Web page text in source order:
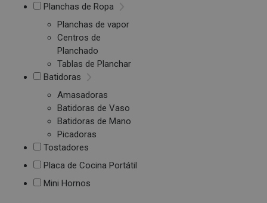
Planchas de Ropa
Planchas de vapor
Centros de
Planchado
Tablas de Planchar
Batidoras
Amasadoras
Batidoras de Vaso
Batidoras de Mano
Picadoras
Tostadores
Placa de Cocina Portátil
Mini Hornos